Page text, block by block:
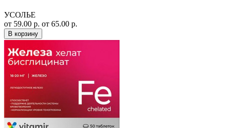
УСОЛЬЕ
от 59.00 р. от 65.00 р.
В корзину